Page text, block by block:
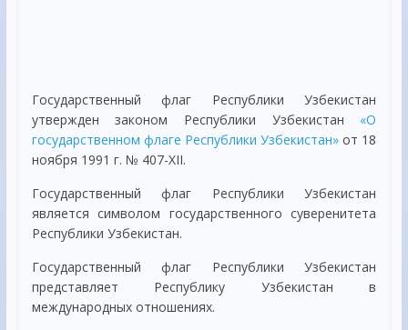
Государственный флаг Республики Узбекистан
утвержден законом Республики Узбекистан «О
государственном флаге Республики Узбекистан» от 18
ноября 1991 г. № 407-XII.
Государственный флаг Республики Узбекистан
является символом государственного суверенитета
Республики Узбекистан.
Государственный флаг Республики Узбекистан
представляет Республику Узбекистан в
международных отношениях.